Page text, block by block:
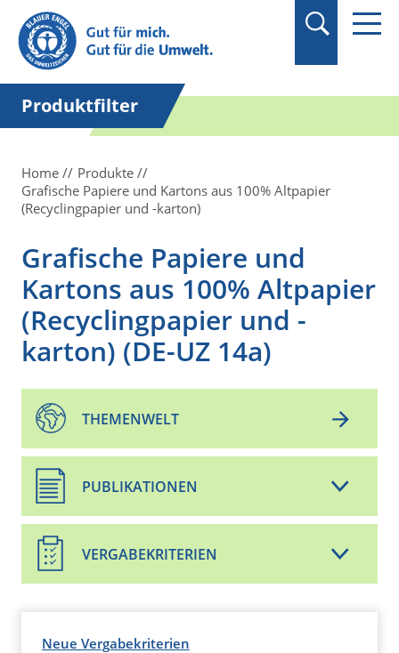
Suchbegriff in
Anführungszeichen
setzen.
Produktfilter
Home
Produkte
Grafische Papiere und Kartons aus 100% Altpapier
(Recyclingpapier und -karton)
Grafische Papiere und
Kartons aus 100% Altpapier
(Recyclingpapier und -
karton) (DE-UZ 14a)
THEMENWELT
PUBLIKATIONEN
VERGABEKRITERIEN
Neue Vergabekriterien